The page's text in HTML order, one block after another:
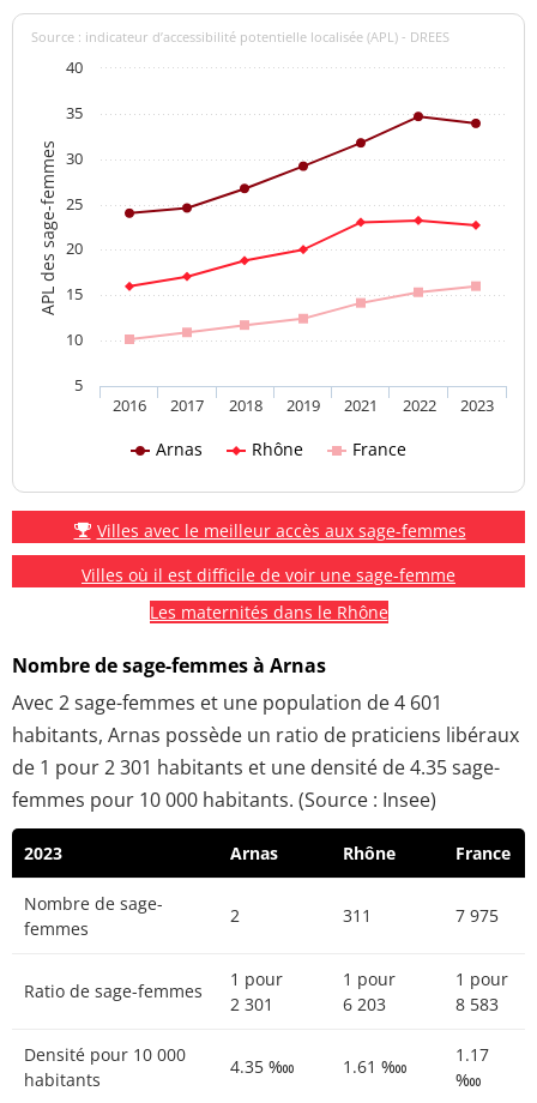
APL des sage-femmes
Source : indicateur d’accessibilité potentielle localisée (APL) - DREES
Arnas Rhône France
2016 2017 2018 2019 2021 2022 2023
5
10
15
20
25
30
35
40
Villes avec le meilleur accès aux sage-femmes
Villes où il est difficile de voir une sage-femme
Les maternités dans le Rhône
Nombre de sage-femmes à Arnas
Avec 2 sage-femmes et une population de 4 601
habitants, Arnas possède un ratio de praticiens libéraux
de 1 pour 2 301 habitants et une densité de 4.35 sage-
femmes pour 10 000 habitants. (Source : Insee)
2023 Arnas Rhône France
Nombre de sage-
femmes
2 311 7 975
Ratio de sage-femmes
1 pour
2 301
1 pour
6 203
1 pour
8 583
Densité pour 10 000
habitants
4.35 ‱ 1.61 ‱
1.17
‱